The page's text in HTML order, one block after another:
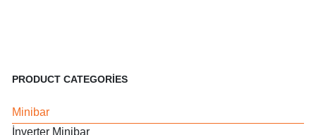
PRODUCT CATEGORIES
Minibar
İnverter Minibar